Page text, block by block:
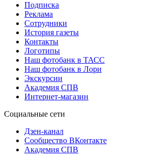
Подписка
Реклама
Сотрудники
История газеты
Контакты
Логотипы
Наш фотобанк в ТАСС
Наш фотобанк в Лори
Экскурсии
Академия СПВ
Интернет-магазин
Социальные сети
Дзен-канал
Сообщество ВКонтакте
Академия СПВ